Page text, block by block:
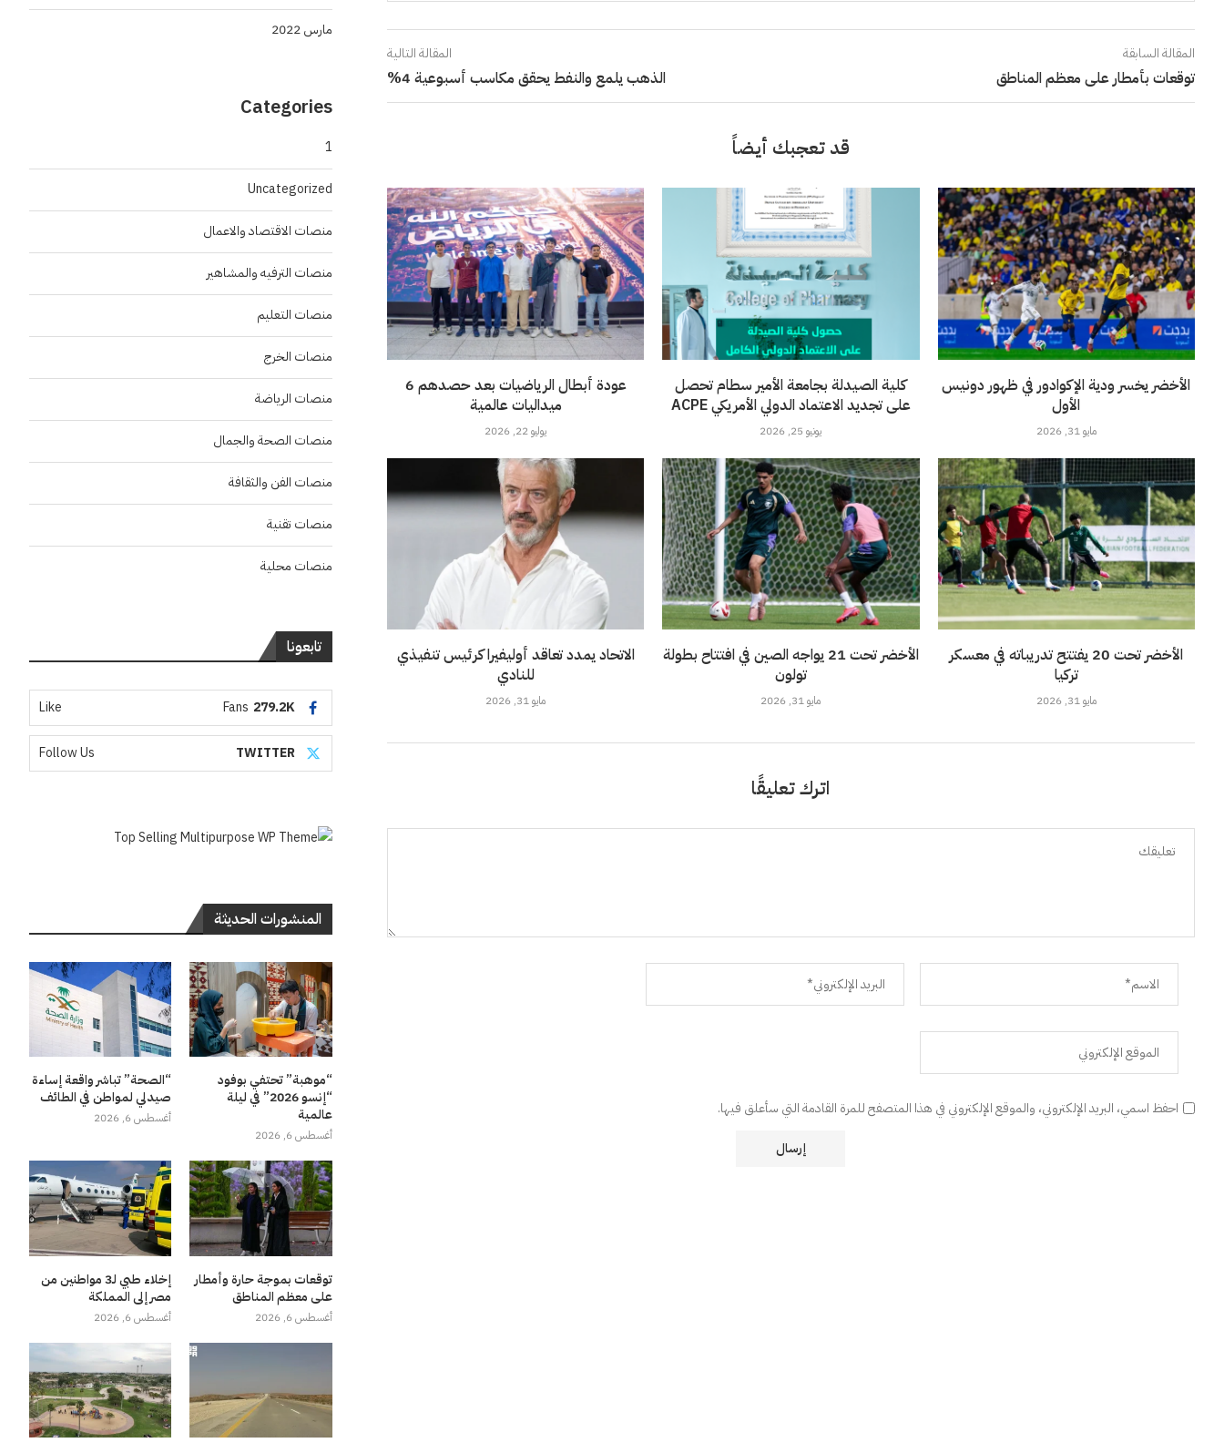
المقالة السابقة
توقعات بأمطار على معظم المناطق
المقالة التالية
الذهب يلمع والنفط يحقق مكاسب أسبوعية 4%
قد تعجبك أيضاً
عودة أبطال الرياضيات بعد حصدهم 6
ميداليات عالمية
يوليو 22, 2026
كلية الصيدلة بجامعة الأمير سطام تحصل
على تجديد الاعتماد الدولي الأمريكي ACPE
يونيو 25, 2026
الأخضر يخسر ودية الإكوادور في ظهور دونيس
الأول
مايو 31, 2026
الاتحاد يمدد تعاقد أوليفيرا كرئيس تنفيذي
للنادي
مايو 31, 2026
الأخضر تحت 21 يواجه الصين في افتتاح بطولة
تولون
مايو 31, 2026
الأخضر تحت 20 يفتتح تدريباته في معسكر
تركيا
مايو 31, 2026
اترك تعليقًا
احفظ اسمي، البريد الإلكتروني، والموقع الإلكتروني في هذا المتصفح للمرة القادمة التي سأعلق فيها.
مارس 2022
Categories
1
Uncategorized
منصات الاقتصاد والاعمال
منصات الترفيه والمشاهير
منصات التعليم
منصات الخرج
منصات الرياضة
منصات الصحة والجمال
منصات الفن والثقافة
منصات تقنية
منصات محلية
تابعونا
279.2K
Fans
Like
TWITTER
Follow Us
المنشورات الحديثة
“موهبة” تحتفي بوفود
“إنسو 2026” في ليلة
عالمية
أغسطس 6, 2026
“الصحة” تباشر واقعة إساءة
صيدلي لمواطن في الطائف
أغسطس 6, 2026
توقعات بموجة حارة وأمطار
على معظم المناطق
أغسطس 6, 2026
إخلاء طبي لـ3 مواطنين من
مصر إلى المملكة
أغسطس 6, 2026